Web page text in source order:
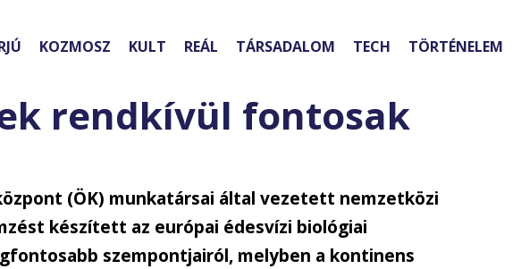
KOZMOSZ KULT REÁL TÁRSADALOM TECH TÖRTÉNELEM
rendkívül fontosak
(ÖK) munkatársai által vezetett nemzetközi
készített az európai édesvízi biológiai
szempontjairól, melyben a kontinens